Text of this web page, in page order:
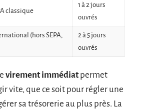
classique
1 à 2 jours
ouvrés
(hors SEPA,
2 à 5 jours
ouvrés
virement immédiatpermet
vite, que ce soit pour régler une
sa trésorerie au plus près. La